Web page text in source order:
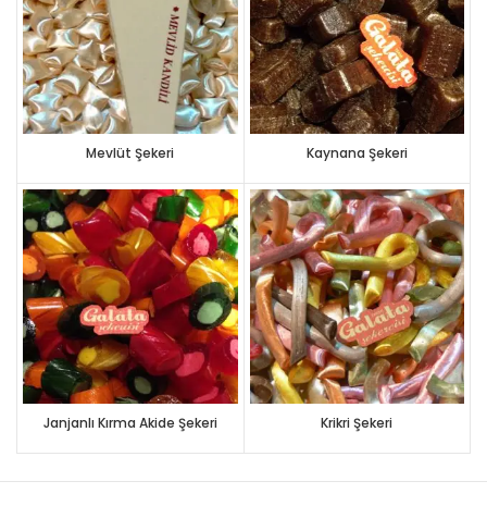
Mevlüt Şekeri Kaynana Şekeri
Janjanlı Kırma Akide Şekeri Krikri Şekeri